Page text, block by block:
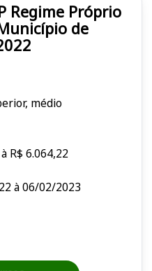
Regime Próprio
de
médio
R$ 6.064,22
à 06/02/2023